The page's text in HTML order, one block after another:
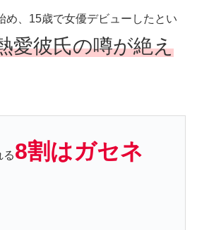
め、15歳で女優デビューしたとい
愛彼氏の噂が絶え
る8割はガセネ